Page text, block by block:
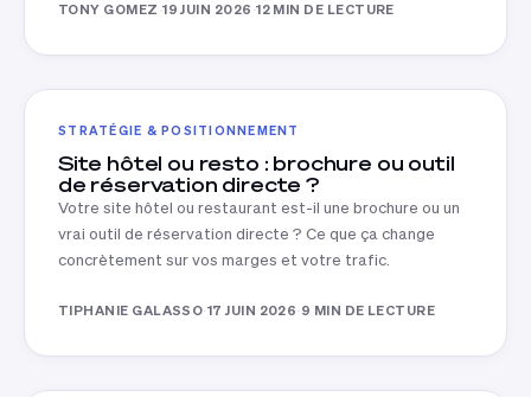
TONY GOMEZ ·19 JUIN 2026 ·12 MIN DE LECTURE
STRATÉGIE & POSITIONNEMENT
Site hôtel ou resto : brochure ou outil
de réservation directe ?
Votre site hôtel ou restaurant est-il une brochure ou un
vrai outil de réservation directe ? Ce que ça change
concrètement sur vos marges et votre trafic.
TIPHANIE GALASSO·17 JUIN 2026· 9 MIN DE LECTURE